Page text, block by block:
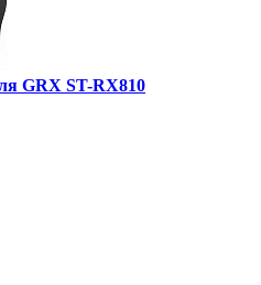
GRX ST-RX810